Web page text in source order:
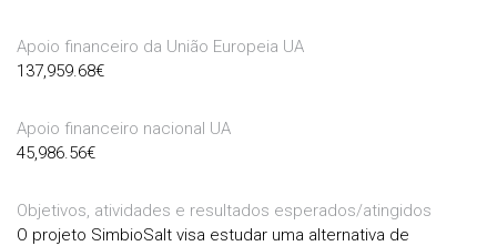
Apoio financeiro da União Europeia UA
137,959.68€
Apoio financeiro nacional UA
45,986.56€
Objetivos, atividades e resultados esperados/atingidos
O projeto SimbioSalt visa estudar uma alternativa de